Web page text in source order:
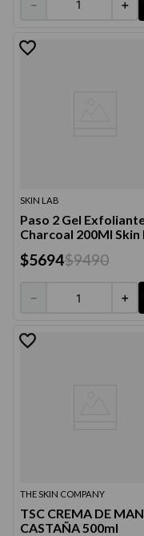
＋
－
SKIN LAB
Paso 2 Gel
Charcoal 200Ml Skin
$5694$9490
＋
－
THE SKIN COMPANY
TSC CREMA DE
CASTAÑA 500ml